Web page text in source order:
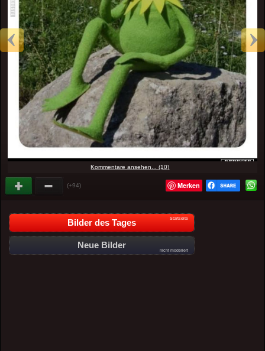
Kommentare ansehen... (10)
(+94) Merken
Bilder des Tages Startseite
Neue Bilder
nicht moderiert